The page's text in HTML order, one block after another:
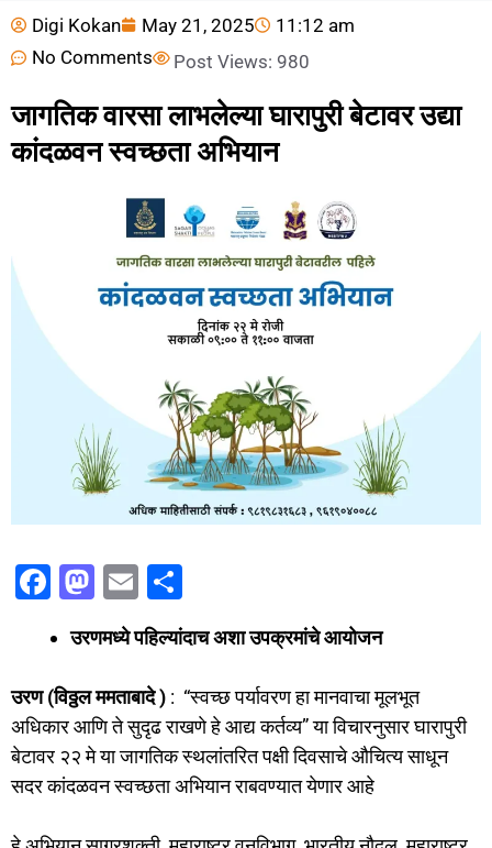
Digi Kokan May 21, 2025
11:12 am
No Comments
Post Views: 980
जागतिक वारसा लाभलेल्या घारापुरी बेटावर उद्या
कांदळवन स्वच्छता अभियान
F
c
e
b
o
o
k
M
st
o
d
o
n
E
m
ai
l
ar
e
उरणमध्ये पहिल्यांदाच अशा उपक्रमांचे आयोजन
उरण (विठ्ठल ममताबादे ) : “स्वच्छ पर्यावरण हा मानवाचा मूलभूत
अधिकार आणि ते सुदृढ राखणे हे आद्य कर्तव्य” या विचारनुसार घारापुरी
बेटावर २२ मे या जागतिक स्थलांतरित पक्षी दिवसाचे औचित्य साधून
सदर कांदळवन स्वच्छता अभियान राबवण्यात येणार आहे